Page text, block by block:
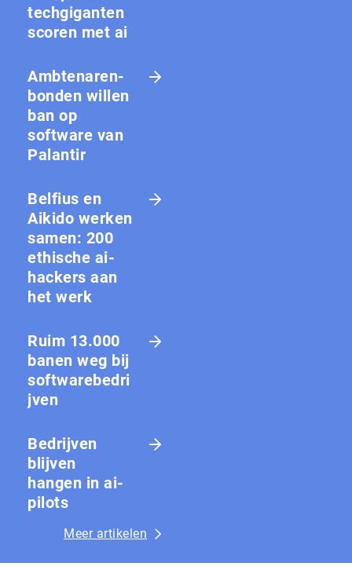
techgiganten
scoren met ai
Amb­te­na­ren­
bon­den willen
ban op
software van
Palantir
Belfius en
Aikido werken
samen: 200
ethische ai-
hackers aan
het werk
Ruim 13.000
banen weg bij
softwarebedri
jven
Bedrijven
blijven
hangen in ai-
pilots
Meer artikelen